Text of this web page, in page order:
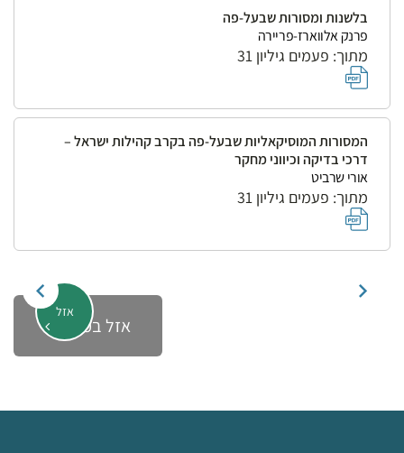
בלשנות ומסורות שבעל-פה
פרנק אלווארז-פריירה
מתוך: פעמים גיליון 31
המסורות המוסיקאליות שבעל-פה בקרב קהילות ישראל –
דרכי בדיקה וכיווני מחקר
אורי שרביט
מתוך: פעמים גיליון 31
אזל
אזל במלאי